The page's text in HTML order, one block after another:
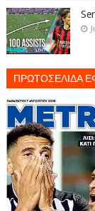
ΠΡΩΤΟΣΕΛΙΔΑ